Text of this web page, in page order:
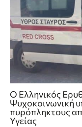
Ο Ελληνικός
Ψυχοκοινωνική
πυρόπληκτους
Υγείας